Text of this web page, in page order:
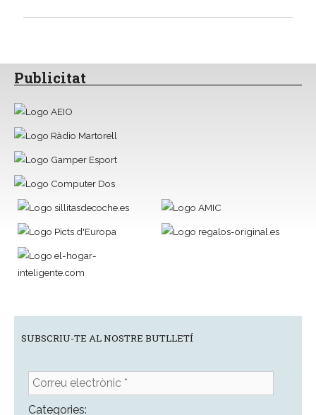
Publicitat
SUBSCRIU-TE AL NOSTRE BUTLLETÍ
Correu
electrònic
*Categories: